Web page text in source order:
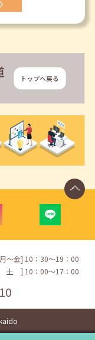
〜金] 10：30〜19：00
土 ] 10：00〜17：00